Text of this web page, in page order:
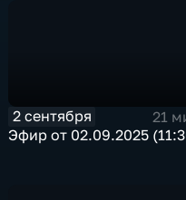
2 сентября
21
Эфир от 02.09.2025